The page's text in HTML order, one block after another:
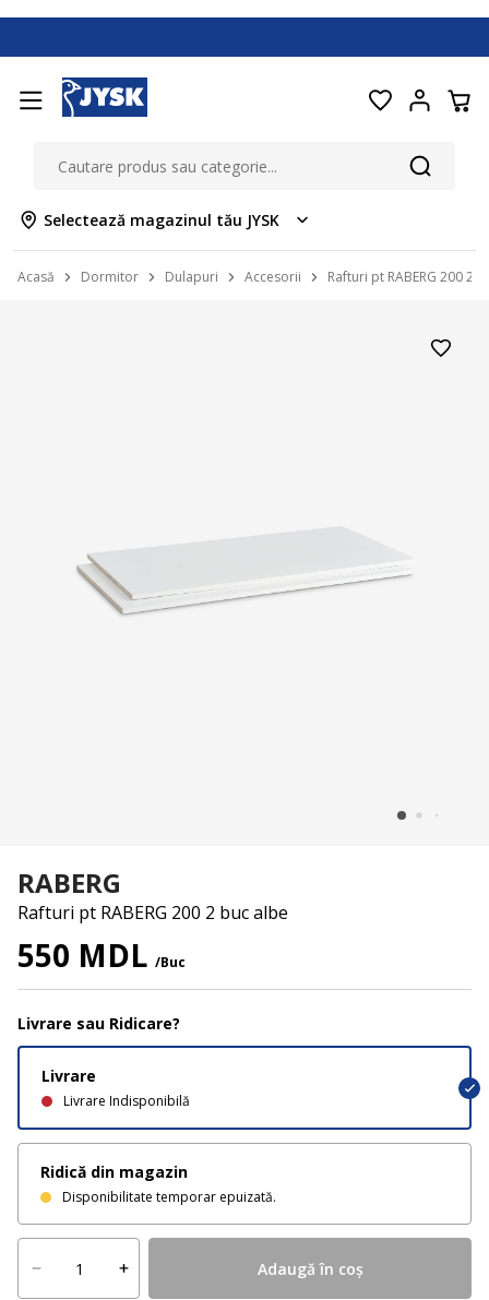
Selectează magazinul tău JYSK
Acasă Dormitor Dulapuri Accesorii Rafturi pt RABERG 200 2
RABERG
Rafturi pt RABERG 200 2 buc albe
550 MDL /Buc
Livrare sau Ridicare?
Livrare
Livrare Indisponibilă
Ridică din magazin
Disponibilitate temporar epuizată.
Adaugă în coș